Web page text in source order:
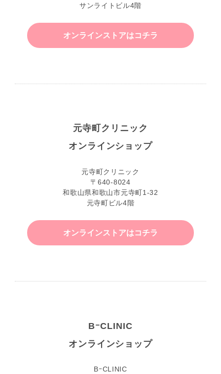
サンライトビル4階
オンラインストアはコチラ
元寺町クリニック
オンラインショップ
元寺町クリニック
〒640-8024
和歌山県和歌山市元寺町1-32
元寺町ビル4階
オンラインストアはコチラ
BｰCLINIC
オンラインショップ
BｰCLINIC